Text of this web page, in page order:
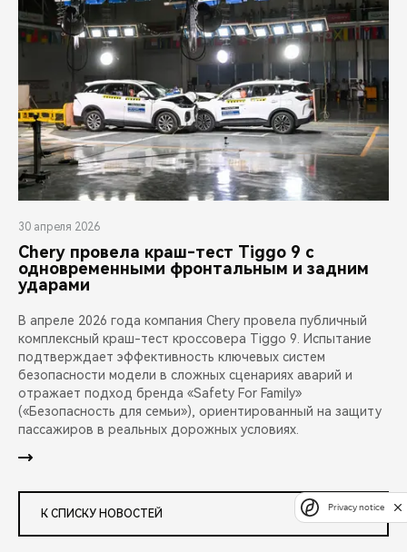
30 апреля 2026
Chery провела краш-тест Tiggo 9 с
одновременными фронтальным и задним
ударами
В апреле 2026 года компания Chery провела публичный
комплексный краш-тест кроссовера Tiggo 9. Испытание
подтверждает эффективность ключевых систем
безопасности модели в сложных сценариях аварий и
отражает подход бренда «Safety For Family»
(«Безопасность для семьи»), ориентированный на защиту
пассажиров в реальных дорожных условиях.
К СПИСКУ НОВОСТЕЙ
Privacy notice